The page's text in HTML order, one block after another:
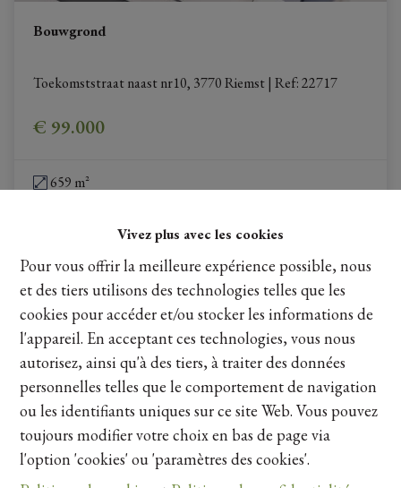
Vivez plus avec les cookies
Pour vous offrir la meilleure expérience possible, nous
et des tiers utilisons des technologies telles que les
cookies pour accéder et/ou stocker les informations de
l'appareil. En acceptant ces technologies, vous nous
autorisez, ainsi qu'à des tiers, à traiter des données
personnelles telles que le comportement de navigation
ou les identifiants uniques sur ce site Web. Vous pouvez
toujours modifier votre choix en bas de page via
l'option 'cookies' ou 'paramètres des cookies'.
Bouwgrond
Toekomststraat naast nr10, 3770 Riemst | Ref: 22717
€ 99.000
659 m²